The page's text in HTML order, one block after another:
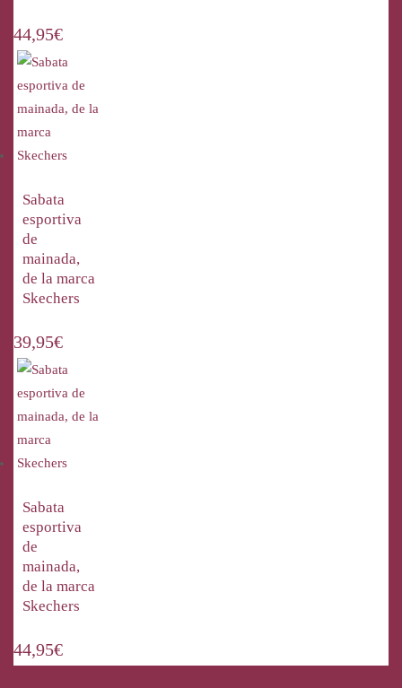
44,95€
Sabata
esportiva
de
mainada,
de la marca
Skechers
39,95€
Sabata
esportiva
de
mainada,
de la marca
Skechers
44,95€